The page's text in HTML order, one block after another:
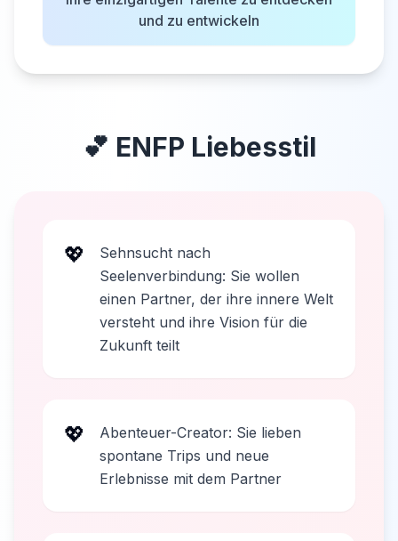
und zu entwickeln
💕 ENFP Liebesstil
💖
Sehnsucht nach
Seelenverbindung: Sie wollen
einen Partner, der ihre innere Welt
versteht und ihre Vision für die
Zukunft teilt
💖
Abenteuer-Creator: Sie lieben
spontane Trips und neue
Erlebnisse mit dem Partner